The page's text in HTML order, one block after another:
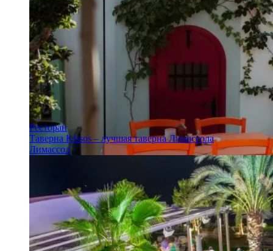
Ресторан
Таверна Kissos – лучшая таверна Лимассола
Лимассол